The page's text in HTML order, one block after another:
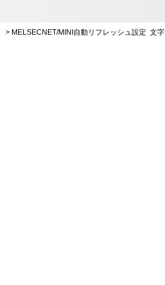
文
> MELSECNET/MINI自動リフレッシュ設定